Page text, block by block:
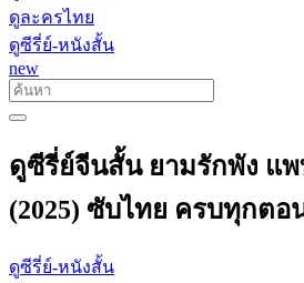
ดูละครไทย
ดูซีรี่ย์-หนังสั้น
new
ดูซีรี่ย์จีนสั้น ยามรักพัง แ
(2025) ซับไทย ครบทุกตอ
ดูซีรี่ย์-หนังสั้น